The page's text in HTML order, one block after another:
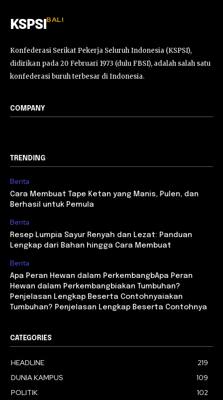
KSPSI BALI
Konfederasi Serikat Pekerja Seluruh Indonesia (KSPSI),
didirikan pada 20 Februari 1973 (dulu FBSI), adalah salah satu
konfederasi buruh terbesar di Indonesia.
COMPANY
TRENDING
Berita
Cara Membuat Tape Ketan yang Manis, Pulen, dan
Berhasil untuk Pemula
Berita
Resep Lumpia Sayur Renyah dan Lezat: Panduan
Lengkap dari Bahan hingga Cara Membuat
Berita
Apa Peran Hewan dalam PerkembangbApa Peran
Hewan dalam Perkembangbiakan Tumbuhan?
Penjelasan Lengkap Beserta Contohnyaiakan
Tumbuhan? Penjelasan Lengkap Beserta Contohnya
CATEGORIES
HEADLINE
219
DUNIA KAMPUS
109
POLITIK
102